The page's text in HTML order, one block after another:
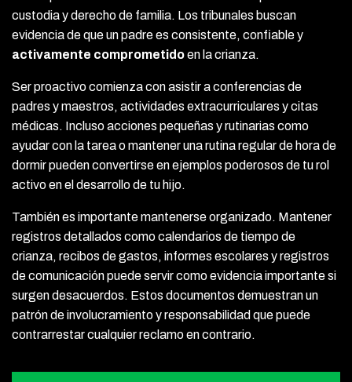
custodia y derecho de familia. Los tribunales buscan
evidencia de que un padre es consistente, confiable y
activamente comprometidoen la crianza.
Ser proactivo comienza con asistir a conferencias de
padres y maestros, actividades extracurriculares y citas
médicas. Incluso acciones pequeñas y rutinarias como
ayudar con la tarea o mantener una rutina regular de hora de
dormir pueden convertirse en ejemplos poderosos de tu rol
activo en el desarrollo de tu hijo.
También es importante mantenerse organizado. Mantener
registros detallados como calendarios de tiempo de
crianza, recibos de gastos, informes escolares y registros
de comunicación puede servir como evidencia importante si
surgen desacuerdos. Estos documentos demuestran un
patrón de involucramiento y responsabilidad que puede
contrarrestar cualquier reclamo en contrario.